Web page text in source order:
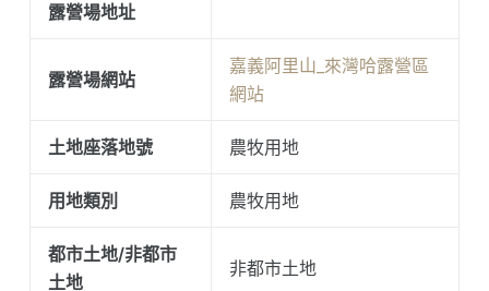
露營場地址
露營場網站
嘉義阿里山_來灣哈露營區
網站
土地座落地號 農牧用地
用地類別 農牧用地
都市土地/非都市
土地
非都市土地